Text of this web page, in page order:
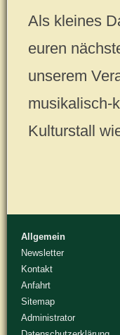
Als kleines
euren
unserem
musikalisch-
Kulturstall
Allgemein
Newsletter
Kontakt
Anfahrt
Sitemap
Administrator